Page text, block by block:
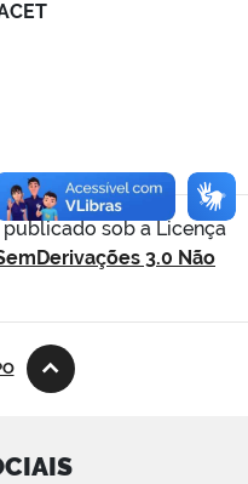
sob a Licença
3.0 Não